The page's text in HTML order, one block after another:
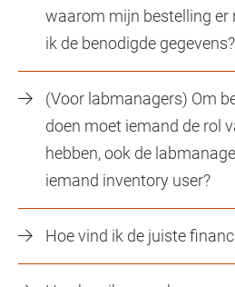
waarom mijn bestelling er
ik de benodigde gegevens?
(Voor labmanagers) Om
doen moet iemand de rol
hebben, ook de
iemand inventory user?
Hoe vind ik de juiste